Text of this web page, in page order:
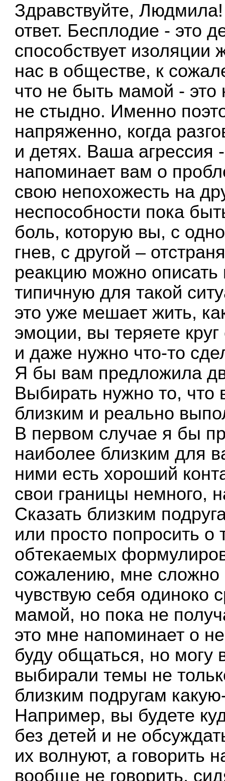
Здравствуйте,
ответ. Бесплодие - это
способствует
нас в обществе, к
что не быть мамой - это
не стыдно. Именно
напряженно, когда
и детях. Ваша агрессия
напоминает вам о
свою непохожесть на
неспособности пока
боль, которую вы, с
гнев, с другой –
реакцию можно
типичную для такой
это уже мешает жить,
эмоции, вы теряете
и даже нужно что-то
Я бы вам предложила
Выбирать нужно то, что
близким и реально
В первом случае я бы
наиболее близким для
ними есть хороший
свои границы немного,
Сказать близким
или просто попросить
обтекаемых
сожалению, мне сложно
чувствую себя одиноко
мамой, но пока не
это мне напоминает о
буду общаться, но могу
выбирали темы не
близким подругам
Например, вы будете
без детей и не
их волнуют, а говорить
вообще не говорить,